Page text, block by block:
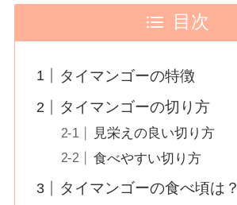
目次
タイマンゴーの特徴
タイマンゴーの切り方
見栄えの良い切り方
食べやすい切り方
タイマンゴーの食べ頃は？